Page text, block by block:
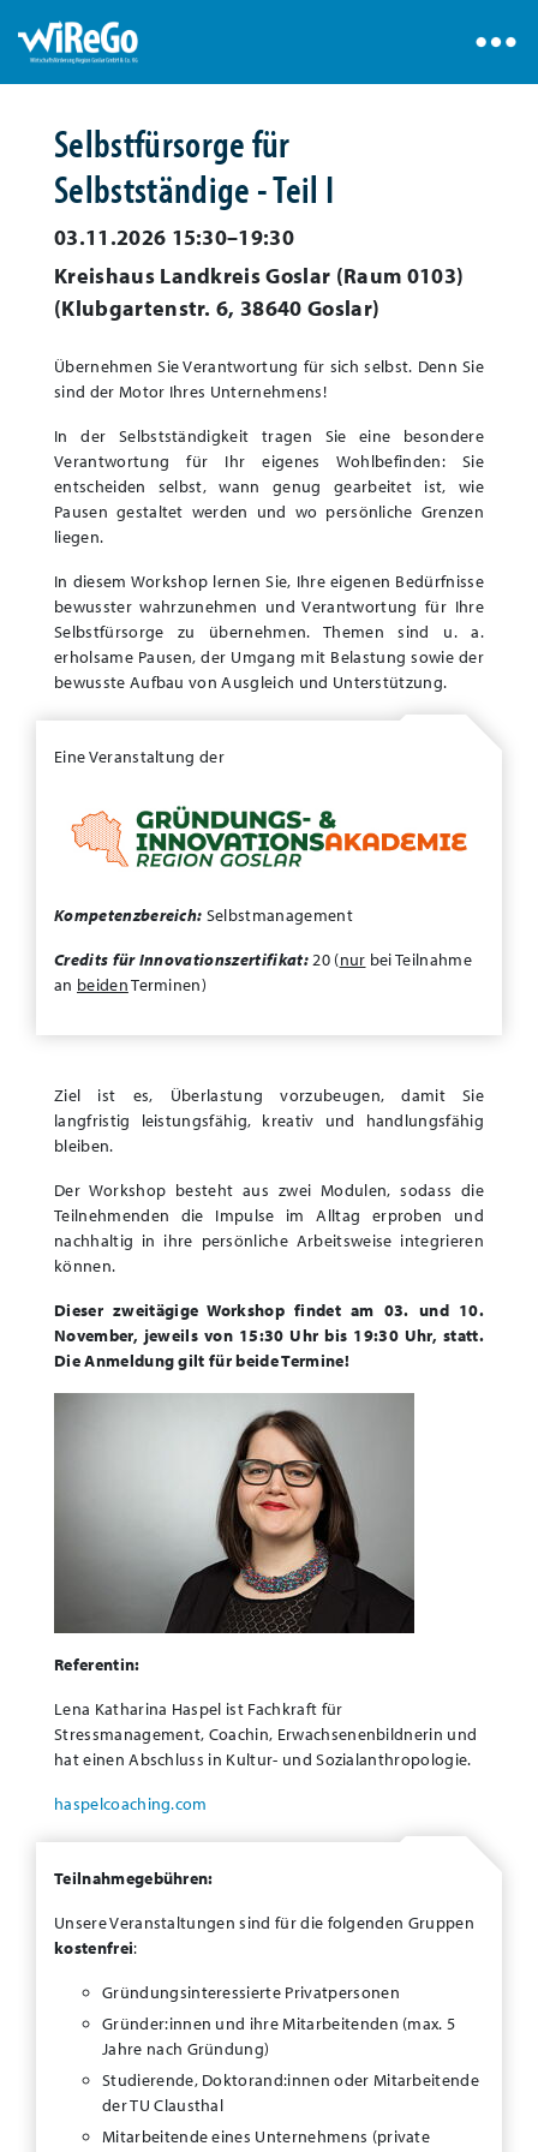
Selbstfürsorge für
Selbstständige - Teil I
03.11.2026 15:30–19:30
Kreishaus Landkreis Goslar (Raum 0103)
(Klubgartenstr. 6, 38640 Goslar)
Übernehmen Sie Verantwortung für sich selbst. Denn Sie
sind der Motor Ihres Unternehmens!
In der Selbstständigkeit tragen Sie eine besondere
Verantwortung für Ihr eigenes Wohlbefinden: Sie
entscheiden selbst, wann genug gearbeitet ist, wie
Pausen gestaltet werden und wo persönliche Grenzen
liegen.
In diesem Workshop lernen Sie, Ihre eigenen Bedürfnisse
bewusster wahrzunehmen und Verantwortung für Ihre
Selbstfürsorge zu übernehmen. Themen sind u. a.
erholsame Pausen, der Umgang mit Belastung sowie der
bewusste Aufbau von Ausgleich und Unterstützung.
Eine Veranstaltung der
Kompetenzbereich: Selbstmanagement
Credits für Innovationszertifikat:20 (nur bei Teilnahme
an beidenTerminen)
Ziel ist es, Überlastung vorzubeugen, damit Sie
langfristig leistungsfähig, kreativ und handlungsfähig
bleiben.
Der Workshop besteht aus zwei Modulen, sodass die
Teilnehmenden die Impulse im Alltag erproben und
nachhaltig in ihre persönliche Arbeitsweise integrieren
können.
Dieser zweitägige Workshop findet am 03. und 10.
November, jeweils von 15:30 Uhr bis 19:30 Uhr, statt.
Die Anmeldung gilt für beide Termine!
Referentin:
Lena Katharina Haspel ist Fachkraft für
Stressmanagement, Coachin, Erwachsenenbildnerin und
hat einen Abschluss in Kultur- und Sozialanthropologie.
haspelcoaching.com
Teilnahmegebühren:
Unsere Veranstaltungen sind für die folgenden Gruppen
kostenfrei:
Gründungsinteressierte Privatpersonen
Gründer:innen und ihre Mitarbeitenden (max. 5
Jahre nach Gründung)
Studierende, Doktorand:innen oder Mitarbeitende
der TU Clausthal
Mitarbeitende eines Unternehmens (private